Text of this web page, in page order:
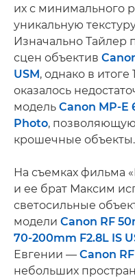
их с минимального
уникальную
Изначально Тайлер
сцен объектив
USM , однако в
оказалось
модель Canon MP-E
Photo,
крошечные объекты.
На съемках фильма
и ее брат Максим
светосильные
модели Canon RF
70-200mm F2.8L IS
Евгении — Canon
небольших